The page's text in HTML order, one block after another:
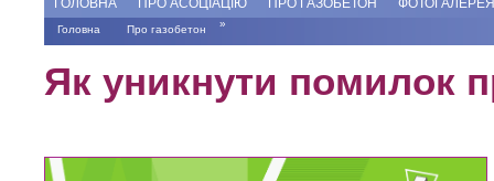
ГОЛОВНА ПРО АСОЦІАЦІЮ ПРО ГАЗОБЕТОН ФОТОГАЛЕРЕЯ
Ви є тут
Головна »
Про газобетон
Як уникнути помилок